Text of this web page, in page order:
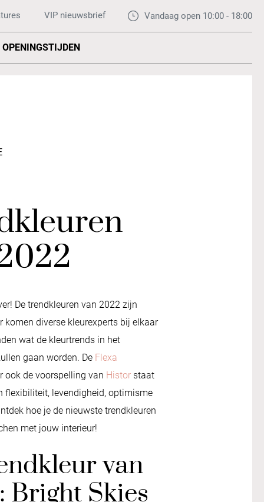
VIP nieuwsbrief Vandaag open 10:00 - 18:00
OPENINGSTIJDEN
De trendkleuren van 2022 zijn
komen diverse kleurexperts bij elkaar
wat de kleurtrends in het
gaan worden. De Flexa
ook de voorspelling van Histor staat
flexibiliteit, levendigheid, optimisme
hoe je de nieuwste trendkleuren
met jouw interieur!
van
Bright Skies